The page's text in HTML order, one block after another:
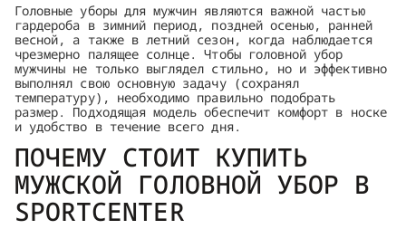
Головные уборы для мужчин являются важной частью
гардероба в зимний период, поздней осенью, ранней
весной, а также в летний сезон, когда наблюдается
чрезмерно палящее солнце. Чтобы головной убор
мужчины не только выглядел стильно, но и эффективно
выполнял свою основную задачу (сохранял
температуру), необходимо правильно подобрать
размер. Подходящая модель обеспечит комфорт в носке
и удобство в течение всего дня.
ПОЧЕМУ СТОИТ КУПИТЬ
МУЖСКОЙ ГОЛОВНОЙ УБОР В
SPORTCENTER